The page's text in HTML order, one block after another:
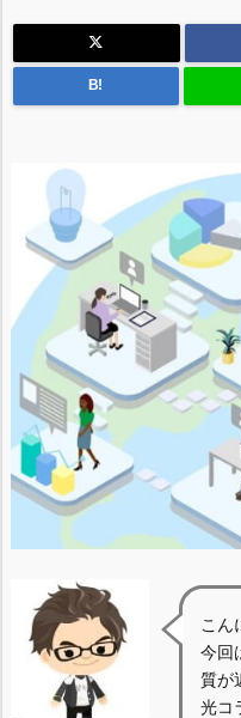
B!
こん
今回
質が
光コ